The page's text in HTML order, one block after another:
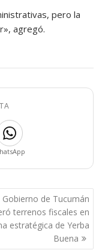
pero la
agregó.
Gobierno de Tucumán
terrenos fiscales en
estratégica de Yerba
Buena